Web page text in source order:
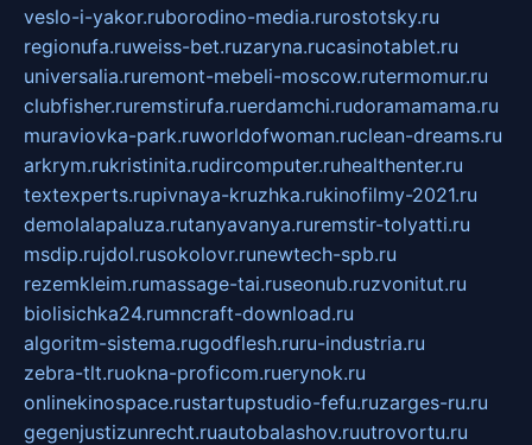
veslo-i-yakor.ruborodino-media.rurostotsky.ru
regionufa.ruweiss-bet.ruzaryna.rucasinotablet.ru
universalia.ruremont-mebeli-moscow.rutermomur.ru
clubfisher.ruremstirufa.ruerdamchi.rudoramamama.ru
muraviovka-park.ruworldofwoman.ruclean-dreams.ru
arkrym.rukristinita.rudircomputer.ruhealthenter.ru
textexperts.rupivnaya-kruzhka.rukinofilmy-2021.ru
demolalapaluza.rutanyavanya.ruremstir-tolyatti.ru
msdip.rujdol.rusokolovr.runewtech-spb.ru
rezemkleim.rumassage-tai.ruseonub.ruzvonitut.ru
biolisichka24.rumncraft-download.ru
algoritm-sistema.rugodflesh.ruru-industria.ru
zebra-tlt.ruokna-proficom.ruerynok.ru
onlinekinospace.rustartupstudio-fefu.ruzarges-ru.ru
gegenjustizunrecht.ruautobalashov.ruutrovortu.ru